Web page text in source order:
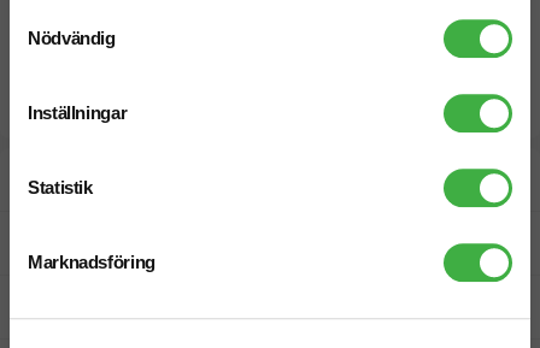
Nödvändig
Inställningar
Statistik
Marknadsföring
Designskiss inom 1 h